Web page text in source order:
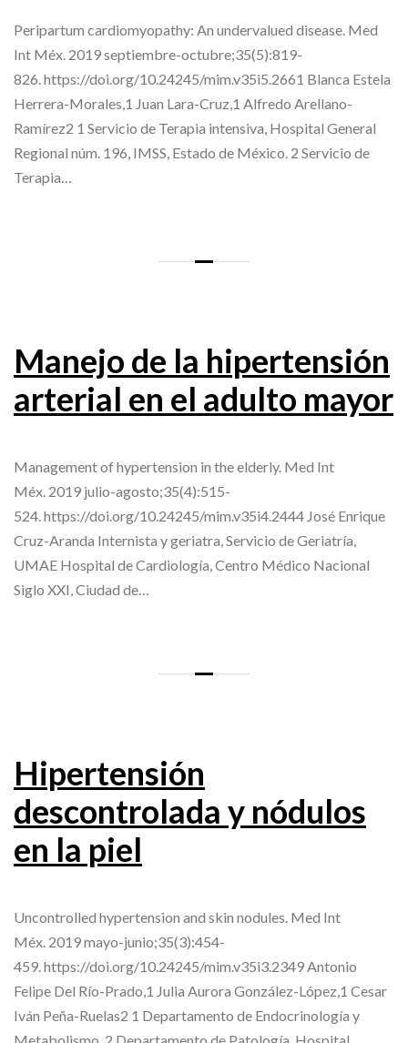
Peripartum cardiomyopathy: An undervalued disease. Med
Int Méx. 2019 septiembre-octubre;35(5):819-
826. https://doi.org/10.24245/mim.v35i5.2661 Blanca Estela
Herrera-Morales,1 Juan Lara-Cruz,1 Alfredo Arellano-
Ramírez2 1 Servicio de Terapia intensiva, Hospital General
Regional núm. 196, IMSS, Estado de México. 2 Servicio de
Terapia…
Manejo de la hipertensión
arterial en el adulto mayor
Management of hypertension in the elderly. Med Int
Méx. 2019 julio-agosto;35(4):515-
524. https://doi.org/10.24245/mim.v35i4.2444 José Enrique
Cruz-Aranda Internista y geriatra, Servicio de Geriatría,
UMAE Hospital de Cardiología, Centro Médico Nacional
Siglo XXI, Ciudad de…
Hipertensión
descontrolada y nódulos
en la piel
Uncontrolled hypertension and skin nodules. Med Int
Méx. 2019 mayo-junio;35(3):454-
459. https://doi.org/10.24245/mim.v35i3.2349 Antonio
Felipe Del Río-Prado,1 Julia Aurora González-López,1 Cesar
Iván Peña-Ruelas2 1 Departamento de Endocrinología y